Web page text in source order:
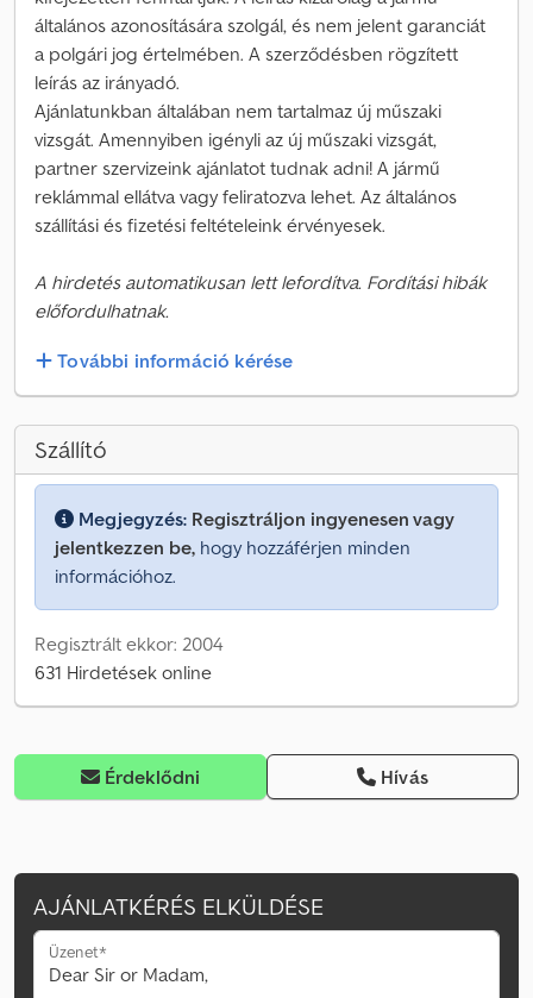
általános azonosítására szolgál, és nem jelent garanciát
a polgári jog értelmében. A szerződésben rögzített
leírás az irányadó.
Ajánlatunkban általában nem tartalmaz új műszaki
vizsgát. Amennyiben igényli az új műszaki vizsgát,
partner szervizeink ajánlatot tudnak adni! A jármű
reklámmal ellátva vagy feliratozva lehet. Az általános
szállítási és fizetési feltételeink érvényesek.
A hirdetés automatikusan lett lefordítva. Fordítási hibák
előfordulhatnak.
További információ kérése
Szállító
Megjegyzés: Regisztráljon ingyenesen vagy
jelentkezzen be, hogy hozzáférjen minden
információhoz.
Regisztrált ekkor: 2004
631 Hirdetések online
Érdeklődni Hívás
AJÁNLATKÉRÉS ELKÜLDÉSE
Üzenet*